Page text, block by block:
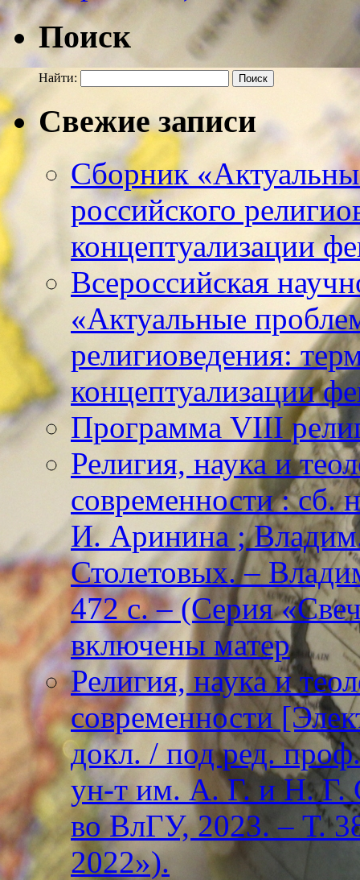
Поиск
Найти:
Свежие записи
Сборник
российского
концептуализации
Всероссийская
«Актуальные
религиоведения:
концептуализации
Программа VIII
Религия, наука и
современности : сб.
И. Аринина ;
Столетовых. –
472 с. – (Серия
включены матер
Религия, наука и
современности
докл. / под ред.
ун-т им. А. Г. и Н. Г.
во ВлГУ, 2023. – Т.
2022»).